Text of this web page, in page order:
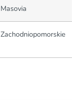
Masovia
Zachodniopomorskie